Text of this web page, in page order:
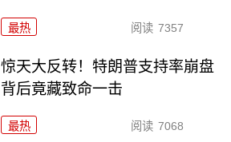
最热 阅读 7357
惊天大反转！特朗普支持率崩盘
背后竟藏致命一击
最热 阅读 7068